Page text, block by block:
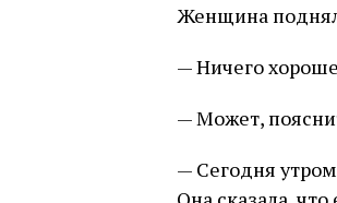
Женщина
— Ничего
— Может,
— Сегодня